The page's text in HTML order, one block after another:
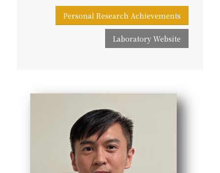
Personal Research Achievements
Laboratory Website